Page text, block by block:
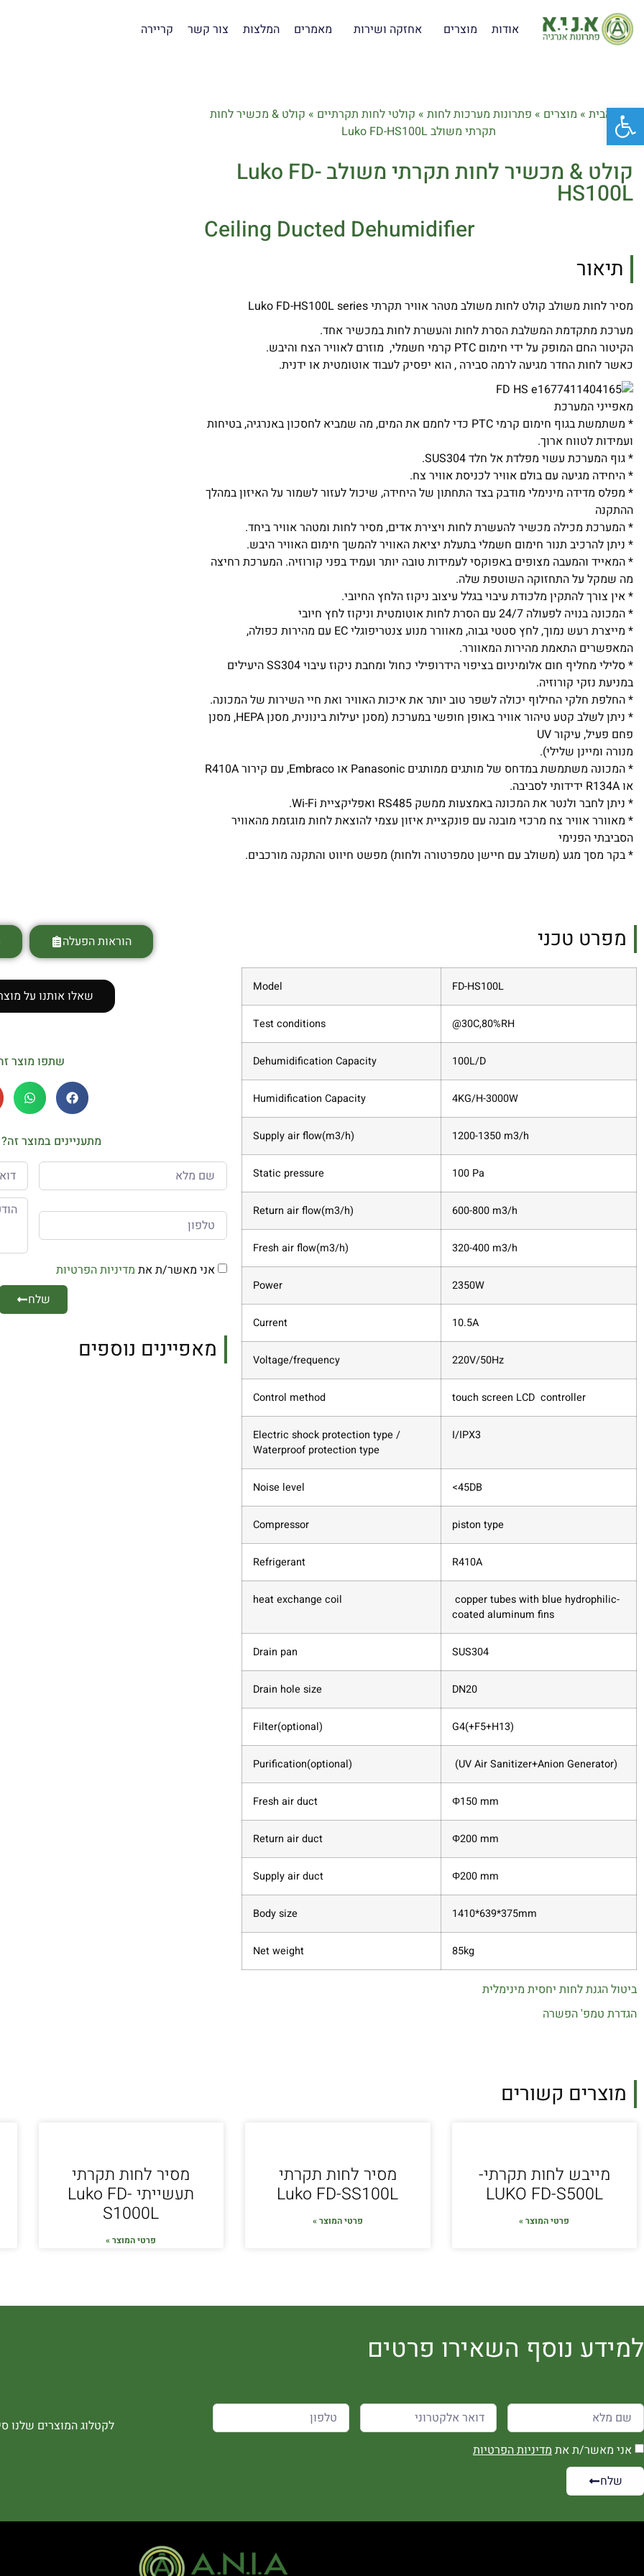
אודות מוצרים אחזקה ושירות מאמרים המלצות צור קשר קריירה
דף הבית » מוצרים » פתרונות מערכות לחות » קולטי לחות תקרתיים » קולט & מכשיר לחות
תקרתי משולב Luko FD-HS100L
קולט & מכשיר לחות תקרתי משולב Luko FD-
HS100L
Ceiling Ducted Dehumidifier
תיאור
מסיר לחות משולב קולט לחות משולב מטהר אוויר תקרתי Luko FD-HS100L series
מערכת מתקדמת המשלבת הסרת לחות והעשרת לחות במכשיר אחד.
הקיטור החם המופק על ידי חימום PTC קרמי חשמלי, מוזרם לאוויר הצח והיבש.
כאשר לחות החדר מגיעה לרמה סבירה , הוא יפסיק לעבוד אוטומטית או ידנית.
מאפייני המערכת
* משתמשת בגוף חימום קרמי PTC כדי לחמם את המים, מה שמביא לחסכון באנרגיה, בטיחות
ועמידות לטווח ארוך.
* גוף המערכת עשוי מפלדת אל חלד SUS304.
* היחידה מגיעה עם בולם אוויר לכניסת אוויר צח.
* מפלס מדידה מינימלי מודבק בצד התחתון של היחידה, שיכול לעזור לשמור על האיזון במהלך
ההתקנה
* המערכת מכילה מכשיר להעשרת לחות ויצירת אדים, מסיר לחות ומטהר אוויר ביחד.
* ניתן להרכיב תנור חימום חשמלי בתעלת יציאת האוויר להמשך חימום האוויר היבש.
* המאייד והמעבה מצופים באפוקסי לעמידות טובה יותר ועמיד בפני קורוזיה. המערכת רחיצה
מה שמקל על התחזוקה השוטפת שלה.
* אין צורך להתקין מלכודת עיבוי בגלל עיצוב ניקוז הלחץ החיובי.
* המכונה בנויה לפעולה 24/7 עם הסרת לחות אוטומטית וניקוז לחץ חיובי
* מייצרת רעש נמוך, לחץ סטטי גבוה, מאוורר מנוע צנטריפוגלי EC עם מהירות כפולה,
המאפשרים התאמת מהירות המאוורר.
* סלילי מחליף חום אלומיניום בציפוי הידרופילי כחול ומחבת ניקוז עיבוי SS304 היעילים
במניעת נזקי קורוזיה.
* החלפת חלקי החילוף יכולה לשפר טוב יותר את איכות האוויר ואת חיי השירות של המכונה.
* ניתן לשלב קטע טיהור אוויר באופן חופשי במערכת (מסנן יעילות בינונית, מסנן HEPA, מסנן
פחם פעיל, עיקור UV
מנורה ומיינן שלילי).
* המכונה משתמשת במדחס של מותגים ממותגים Panasonic או Embraco, עם קירור R410A
או R134A ידידותי לסביבה.
* ניתן לחבר ולנטר את המכונה באמצעות ממשק RS485 ואפליקציית Wi-Fi.
* מאוורר אוויר צח מרכזי מובנה עם פונקציית איזון עצמי להוצאת לחות מוגזמת מהאוויר
הסביבתי הפנימי
* בקר מסך מגע (משולב עם חיישן טמפרטורה ולחות) מפשט חיווט והתקנה מורכבים.
מפרט טכני
Model FD-HS100L
Test conditions @30C,80%RH
Dehumidification Capacity 100L/D
Humidification Capacity 4KG/H-3000W
Supply air flow(m3/h) 1200-1350 m3/h
Static pressure 100 Pa
Return air flow(m3/h) 600-800 m3/h
Fresh air flow(m3/h) 320-400 m3/h
Power 2350W
Current 10.5A
Voltage/frequency 220V/50Hz
Control method touch screen LCD controller
Electric shock protection type /
Waterproof protection type
I/IPX3
Noise level <45DB
Compressor piston type
Refrigerant R410A
heat exchange coil
copper tubes with blue hydrophilic-
coated aluminum fins
Drain pan SUS304
Drain hole size DN20
Filter(optional) G4(+F5+H13)
Purification(optional) (UV Air Sanitizer+Anion Generator)
Fresh air duct Φ150 mm
Return air duct Φ200 mm
Supply air duct Φ200 mm
Body size 1410*639*375mm
Net weight 85kg
ביטול הגנת לחות יחסית מינימלית
הגדרת טמפ' הפשרה
הוראות הפעלה
שאלו אותנו על
שתפו מוצר
מתעניינים במוצר
אני מאשר/ת את מדיניות הפרטיות
שלח
מאפיינים נוספים
מוצרים קשורים
מייבש לחות תקרתי-
LUKO FD-S500L
פרטי המוצר »
מסיר לחות תקרתי
Luko FD-SS100L
פרטי המוצר »
מסיר לחות תקרתי
תעשייתי Luko FD-
S1000L
פרטי המוצר »
למידע נוסף השאירו פרטים
אני מאשר/ת את מדיניות הפרטיות
שלח
לקטלוג המוצרים שלנו
פתח סרגל נגישות